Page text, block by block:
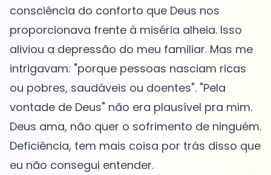
consciência do conforto que Deus nos
proporcionava frente à miséria alheia. Isso
aliviou a depressão do meu familiar. Mas me
intrigavam: "porque pessoas nasciam ricas
ou pobres, saudáveis ou doentes". "Pela
vontade de Deus" não era plausível pra mim.
Deus ama, não quer o sofrimento de ninguém.
Deficiência, tem mais coisa por trás disso que
eu não consegui entender.